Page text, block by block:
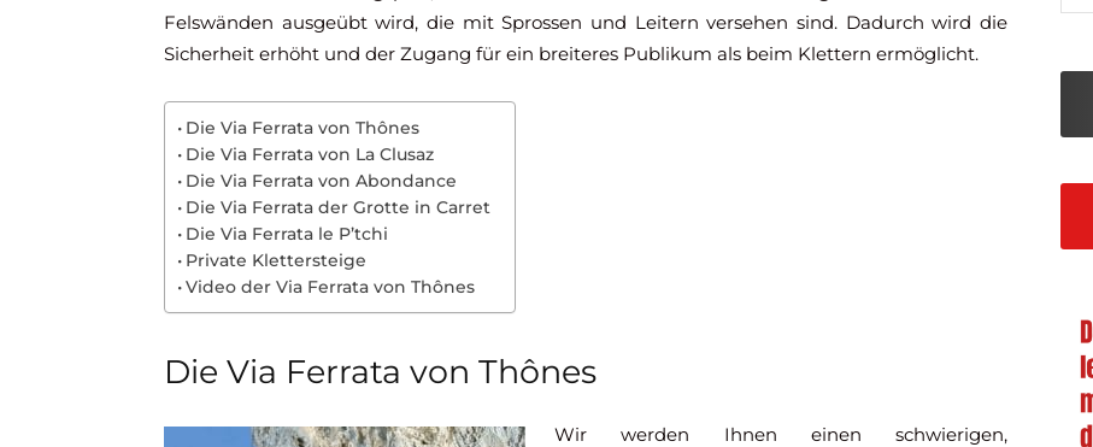
Felswänden ausgeübt wird, die mit Sprossen und Leitern versehen sind. Dadurch wird die
Sicherheit erhöht und der Zugang für ein breiteres Publikum als beim Klettern ermöglicht.
Die Via Ferrata von Thônes
Die Via Ferrata von La Clusaz
Die Via Ferrata von Abondance
Die Via Ferrata der Grotte in Carret
Die Via Ferrata le P’tchi
Private Klettersteige
Video der Via Ferrata von Thônes
Die Via Ferrata von Thônes
Wir werden Ihnen einen schwierigen,